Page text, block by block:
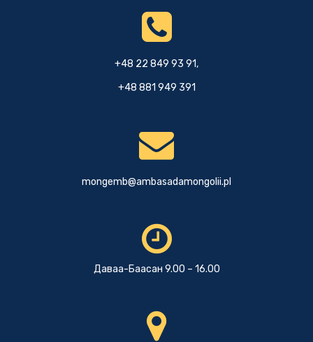
+48 22 849 93 91,
+48 881 949 391
mongemb@ambasadamongolii.pl
Даваа-Баасан 9.00 – 16.00